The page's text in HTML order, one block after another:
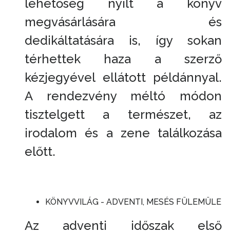
lehetőség nyílt a könyv
megvásárlására és
dedikáltatására is, így sokan
térhettek haza a szerző
kézjegyével ellátott példánnyal.
A rendezvény méltó módon
tisztelgett a természet, az
irodalom és a zene találkozása
előtt.
KÖNYVVILÁG - ADVENTI, MESÉS FÜLEMÜLE
Az adventi időszak első